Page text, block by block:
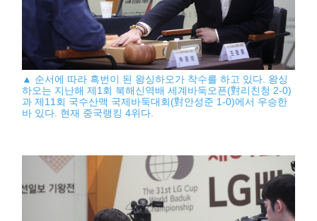
▲ 순서에 따라 흑번이 된 왕싱하오가 착수를 하고 있다. 왕싱
하오는 지난해 제1회 북해신역배 세계바둑오픈(對리친청 2-0)
과 제11회 국수산맥 국제바둑대회(對안성준 1-0)에서 우승한
바 있다. 현재 중국랭킹 4위다.